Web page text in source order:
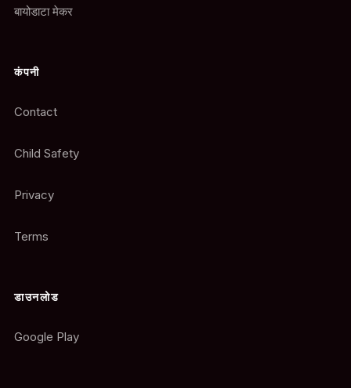
बायोडाटा मेकर
कंपनी
Contact
Child Safety
Privacy
Terms
डाउनलोड
Google Play